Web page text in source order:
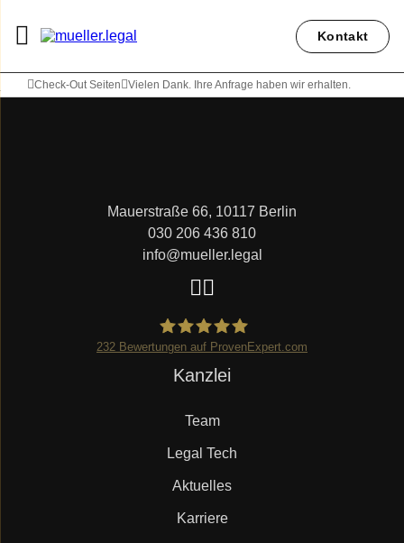
Kontakt
Check-Out Seiten Vielen Dank. Ihre Anfrage haben wir erhalten.
Mauerstraße 66, 10117 Berlin
030 206 436 810
info@mueller.legal
Mueller.legal
232 Bewertungen auf ProvenExpert.com
Kanzlei
Team
Legal Tech
Aktuelles
Karriere